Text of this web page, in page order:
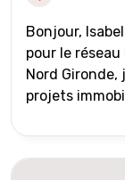
Bonjour,
pour le
Nord
projets